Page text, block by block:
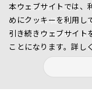
日本橋大伝馬町
日本橋蛎殻町
日本橋馬喰町
日
本ウェブサイトでは、
めにクッキーを利用し
引き続きウェブサイト
ことになります。詳し